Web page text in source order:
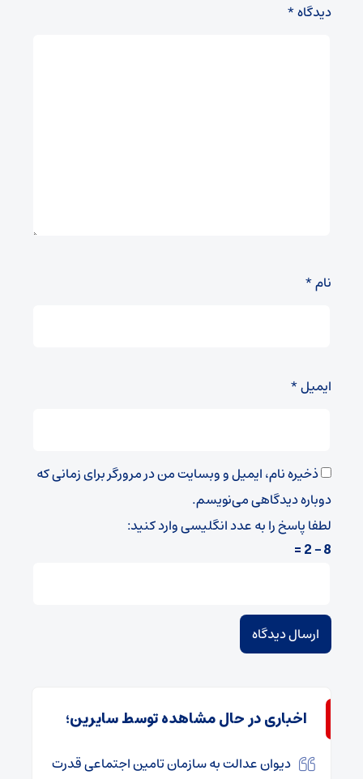
دیدگاه*
نام*
ایمیل*
ذخیره نام، ایمیل و وبسایت من در مرورگر برای زمانی که
دوباره دیدگاهی می‌نویسم.
لطفا پاسخ را به عدد انگلیسی وارد کنید:
8 − 2 =
اخباری در حال مشاهده توسط سایرین؛
دیوان عدالت به سازمان تامین اجتماعی قدرت